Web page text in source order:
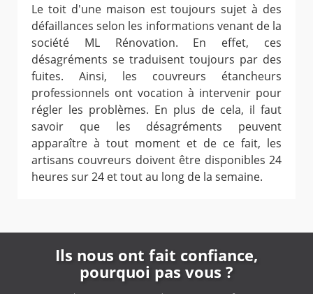
Le toit d'une maison est toujours sujet à des
défaillances selon les informations venant de la
société ML Rénovation. En effet, ces
désagréments se traduisent toujours par des
fuites. Ainsi, les couvreurs étancheurs
professionnels ont vocation à intervenir pour
régler les problèmes. En plus de cela, il faut
savoir que les désagréments peuvent
apparaître à tout moment et de ce fait, les
artisans couvreurs doivent être disponibles 24
heures sur 24 et tout au long de la semaine.
Ils nous ont fait confiance,
pourquoi pas vous ?